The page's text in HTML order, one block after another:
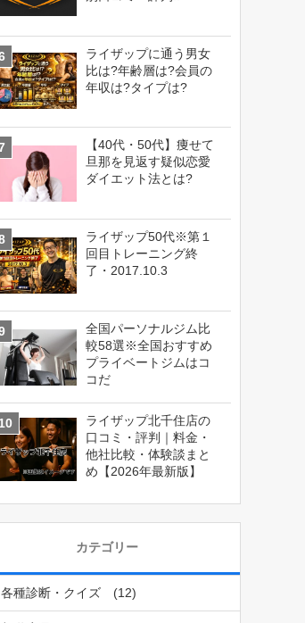
ライザップに通う男女
比は?年齢層は?会員の
年収は?タイプは?
【40代・50代】痩せて
旦那を見返す疑似恋愛
ダイエット法とは?
ライザップ50代※第１
回目トレーニング終
了・2017.10.3
全国パーソナルジム比
較58選※全国おすすめ
プライベートジムはコ
コだ
ライザップ北千住店の
口コミ・評判｜料金・
他社比較・体験談まと
め【2026年最新版】
カテゴリー
各種診断・クイズ (12)